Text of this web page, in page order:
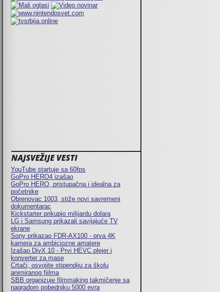
NAJSVEŽIJE VESTI
YouTube startuje sa 60fps
GoPro HERO4 izašao
GoPro HERO, pristupačna i idealna za
početnike
Obrenovac 1003, stiže novi savremeni
dokumentarac
Kickstarter prikupio milijardu dolara
LG i Samsung prikazali savijajuće TV
ekrane
Sony prikazao FDR-AX100 - prva 4K
kamera za ambiciozne amatere
Izašao DivX 10 - Prvi HEVC plejer i
konverter za mase
Crtači, osvojite stipendiju za školu
animiranog fiilma
SBB organizuje filmmaking takmičenje sa
nagradom pobedniku 5000 evra